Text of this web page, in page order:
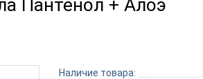
Пантенол + Алоэ
Наличие товара: